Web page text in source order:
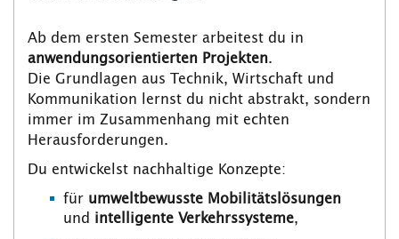
Ab dem ersten Semester arbeitest du in
anwendungsorientierten Projekten.
Die Grundlagen aus Technik, Wirtschaft und
Kommunikation lernst du nicht abstrakt, sondern
immer im Zusammenhang mit echten
Herausforderungen.
Du entwickelst nachhaltige Konzepte:
für umweltbewusste Mobilitätslösungen
und intelligente Verkehrssysteme,